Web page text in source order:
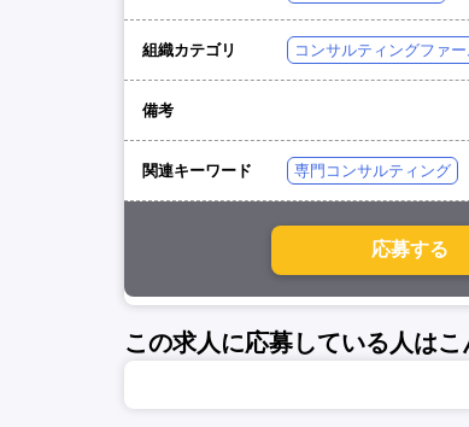
組織カテゴリ コンサルティングファー
備考
関連キーワード 専門コンサルティング
この求人に応募している人は